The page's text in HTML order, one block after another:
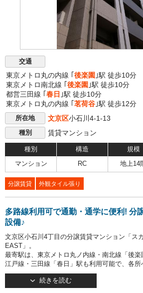
交通
東京メトロ丸の内線 ｢ 後楽園 ｣駅 徒歩10分
東京メトロ南北線 ｢ 後楽園 ｣駅 徒歩10分
都営三田線 ｢ 春日 ｣駅 徒歩10分
東京メトロ丸の内線 ｢ 茗荷谷 ｣駅 徒歩12分
所在地 文京区小石川4-1-13
種別 賃貸マンション
種別 構造 規模
マンション RC 地上14
分譲賃貸 外観タイル張り
多路線利用可で通勤・通学に便利! 分
設備♪
文京区小石川4丁目の分譲賃貸マンション「ス
EAST」。
最寄駅は、東京メトロ丸ノ内線・南北線「後
江戸線・三田線「春日」駅も利用可能で、各所
春日通り沿いに佇む地上14階建てのマンション
お隣には「スカイコート後楽園WEST」がござ
続きを読む